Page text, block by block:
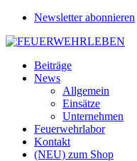
Newsletter abonnieren
Beiträge
News
Allgemein
Einsätze
Unternehmen
Feuerwehrlabor
Kontakt
(NEU) zum Shop